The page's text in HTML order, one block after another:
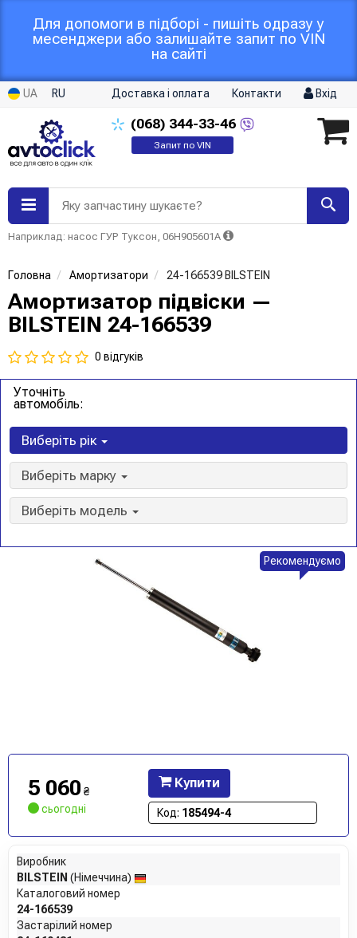
Для допомоги в підборі - пишіть одразу у
месенджери або залишайте запит по VIN
на сайті
UA RU Доставка і оплата Контакти Вхід
(068) 344-33-46
Запит по VIN
Яку запчастину шукаєте?
Наприклад: насос ГУР Туксон, 06H905601A
Головна Амортизатори 24-166539 BILSTEIN
Амортизатор підвіски —
BILSTEIN 24-166539
0 відгуків
Уточніть
автомобіль:
Виберіть рік
Виберіть марку
Виберіть модель
Рекомендуємо
5 060 ₴
сьогодні
Купити
Код: 185494-4
Виробник
BILSTEIN (Німеччина)
Каталоговий номер
24-166539
Застарілий номер